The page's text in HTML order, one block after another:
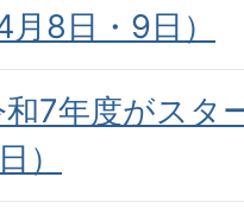
8日・9日）
7年度がスタ
）